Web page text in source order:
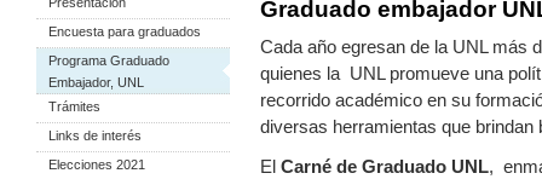
Encuesta para graduados
Programa Graduado
Embajador, UNL
Trámites
Links de interés
Elecciones 2021
Graduado embajador
Cada año egresan de la UNL más
quienes la UNL promueve una
recorrido académico en su
diversas herramientas que
El Carné de Graduado UNL,